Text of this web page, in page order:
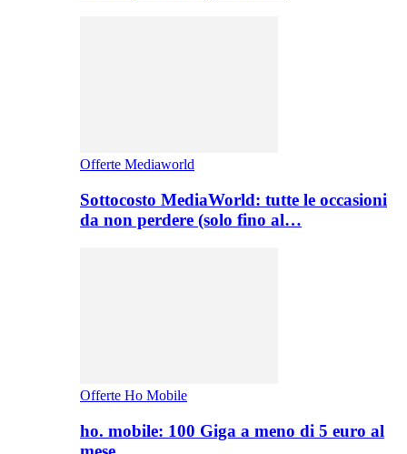
Offerte Mediaworld
Sottocosto MediaWorld: tutte le occasioni
da non perdere (solo fino al…
Offerte Ho Mobile
ho. mobile: 100 Giga a meno di 5 euro al